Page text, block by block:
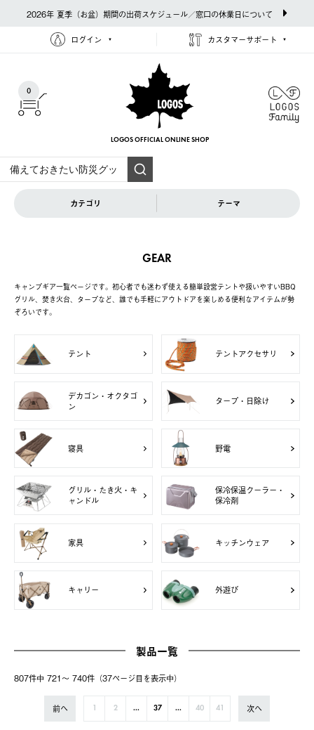
2026年 夏季（お盆）期間の出荷スケジュール／窓口の休業日について
ログイン カスタマーサポート
0
LOGOS OFFICIAL ONLINE SHOP
カテゴリ テーマ
GEAR
キャンプギア一覧ページです。初心者でも迷わず使える簡単設営テントや扱いやすいBBQ
グリル、焚き火台、タープなど、誰でも手軽にアウトドアを楽しめる便利なアイテムが勢
ぞろいです。
テント テントアクセサリ
デカゴン・オクタゴ
ン
タープ・日除け
寝具 野電
グリル・たき火・キ
ャンドル
保冷保温クーラー・
保冷剤
家具 キッチンウェア
キャリー 外遊び
製品一覧
807件中 721〜 740件（37ページ⽬を表⽰中）
前へ 2 ... 37 ... 40 41 次へ